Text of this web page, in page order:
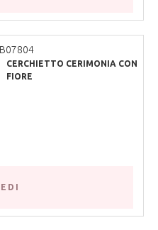
B07804
CERCHIETTO CERIMONIA CON
FIORE